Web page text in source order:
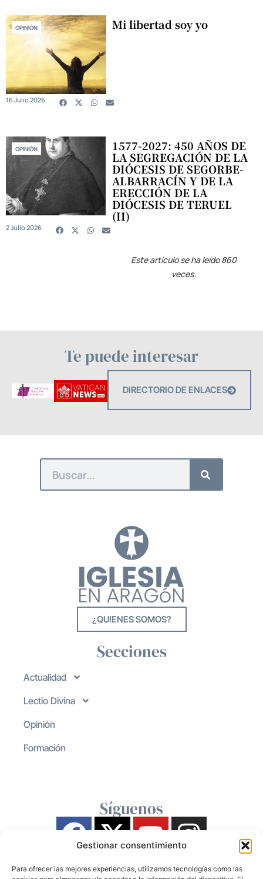
Gestionar consentimiento
Para ofrecer las mejores experiencias, utilizamos tecnologías como las
OPINIÓN Mi libertad soy yo
16 Julio 2026
OPINIÓN 1577-2027: 450 AÑOS DE
LA SEGREGACIÓN DE LA
DIÓCESIS DE SEGORBE-
ALBARRACÍN Y DE LA
ERECCIÓN DE LA
DIÓCESIS DE TERUEL
(II)
2 Julio 2026
Este artículo se ha leído 860
veces.
Te puede interesar
DIRECTORIO DE ENLACES
¿QUIENES SOMOS?
Secciones
Actualidad
Lectio Divina
Opinión
Formación
Síguenos